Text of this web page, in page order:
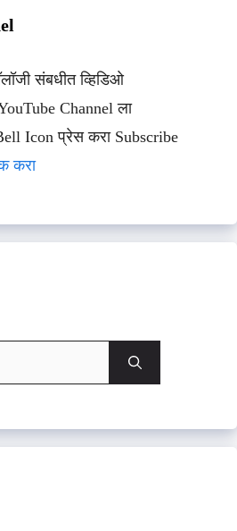
संबधीत व्हिडिओ
Channel ला
Icon प्रेस करा Subscribe
करा